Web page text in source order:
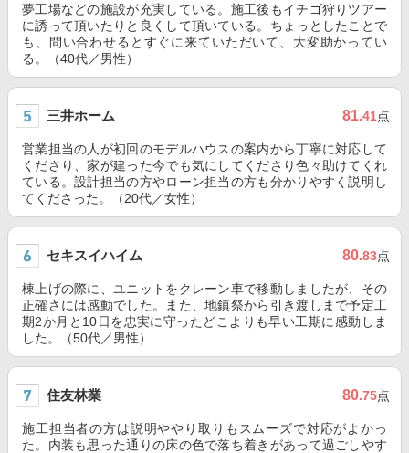
夢工場などの施設が充実している。施工後もイチゴ狩りツアー
に誘って頂いたりと良くして頂いている。ちょっとしたことで
も、問い合わせるとすぐに来ていただいて、大変助かってい
る。（40代／男性）
三井ホーム 81.41点
営業担当の人が初回のモデルハウスの案内から丁寧に対応して
くださり、家が建った今でも気にしてくださり色々助けてくれ
ている。設計担当の方やローン担当の方も分かりやすく説明し
てくださった。（20代／女性）
セキスイハイム 80.83点
棟上げの際に、ユニットをクレーン車で移動しましたが、その
正確さには感動でした。また、地鎮祭から引き渡しまで予定工
期2か月と10日を忠実に守ったどこよりも早い工期に感動しま
した。（50代／男性）
住友林業 80.75点
施工担当者の方は説明ややり取りもスムーズで対応がよかっ
た。内装も思った通りの床の色で落ち着きがあって過ごしやす